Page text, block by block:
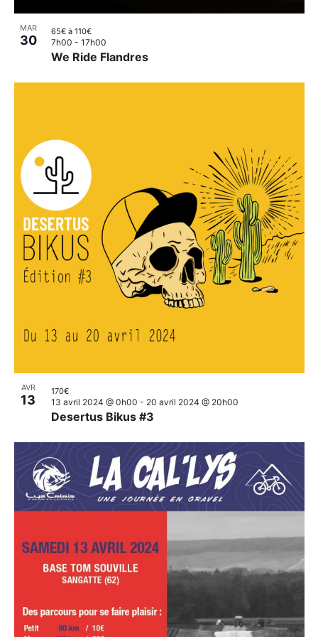
MAR
30
We Ride Flandres
7h00 - 17h00
65€ à 110€
AVR
13
Desertus Bikus #3
13 avril 2024 @ 0h00 - 20 avril 2024 @ 20h00
170€